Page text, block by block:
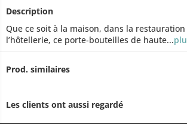
Description
Que ce soit à la maison, dans la
l’hôtellerie, ce porte-bouteilles de haute...
Prod. similaires
Les clients ont aussi regardé